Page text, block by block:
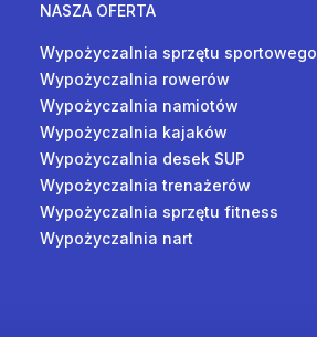
NASZA OFERTA
Wypożyczalnia sprzętu sportowego
Wypożyczalnia rowerów
Wypożyczalnia namiotów
Wypożyczalnia kajaków
Wypożyczalnia desek SUP
Wypożyczalnia trenażerów
Wypożyczalnia sprzętu fitness
Wypożyczalnia nart